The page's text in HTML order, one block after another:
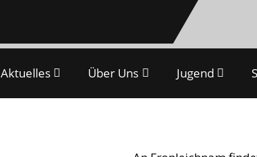
Aktuelles Über Uns Jugend